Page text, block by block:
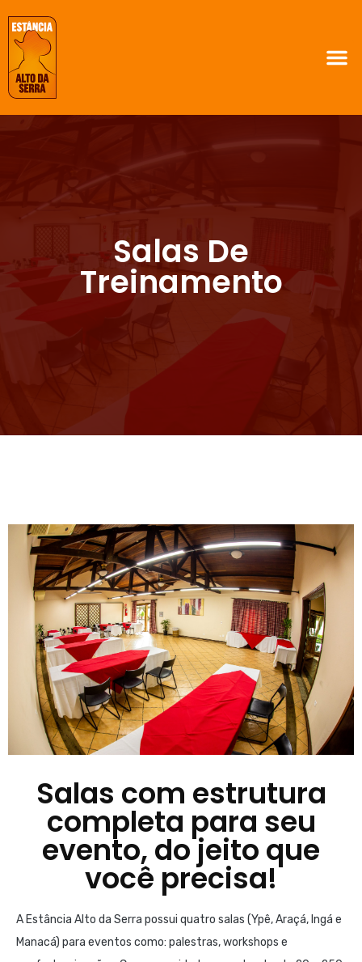
Salas De
Treinamento
Salas com estrutura
completa para seu
evento, do jeito que
você precisa!
A Estância Alto da Serra possui quatro salas (Ypê, Araçá, Ingá e
Manacá) para eventos como: palestras, workshops e